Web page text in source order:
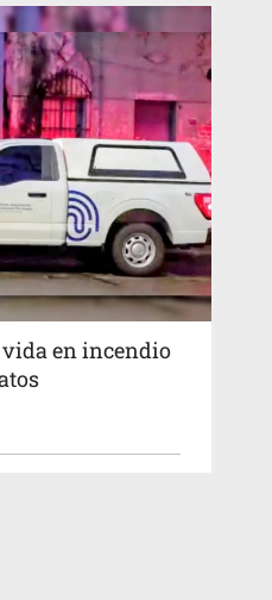
en incendio